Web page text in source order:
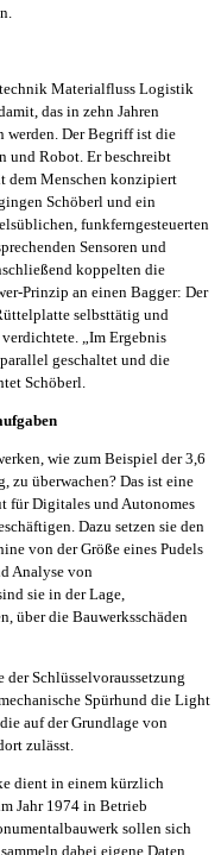
Materialfluss Logistik
das in zehn Jahren
Der Begriff ist die
und Robot. Er beschreibt
dem Menschen konzipiert
Schöberl und ein
funkferngesteuerten
Sensoren und
koppelten die
Prinzip an einen Bagger: Der
selbsttätig und
„Im Ergebnis
geschaltet und die
Schöberl.
wie zum Beispiel der 3,6
zu überwachen? Das ist eine
für Digitales und Autonomes
Dazu setzen sie den
von der Größe eines Pudels
Analyse von
sie in der Lage,
über die Bauwerksschäden
Schlüsselvoraussetzung
Spürhund die Light
auf der Grundlage von
zulässt.
dient in einem kürzlich
Jahr 1974 in Betrieb
sollen sich
dabei eigene Daten